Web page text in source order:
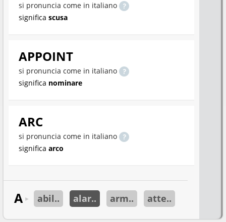
si pronuncia come in italiano
significa scusa
APPOINT
si pronuncia come in italiano
significa nominare
ARC
si pronuncia come in italiano
significa arco
A ► abil.. alar.. arm.. atte..